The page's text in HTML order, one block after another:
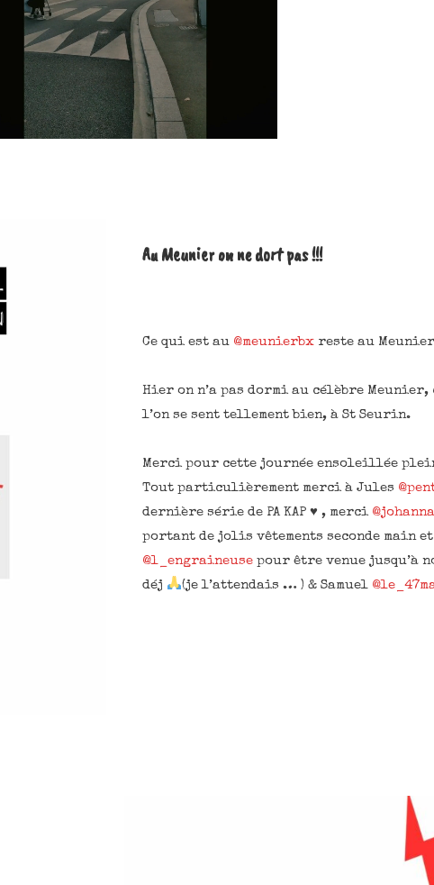
Au Meunier on ne dort pas !!!
Ce qui est au @meunierbx reste au Meunier
Hier on n’a pas dormi au célèbre
l’on se sent tellement bien, à St Seurin.
Merci pour cette journée ensoleillée
Tout particulièrement merci à Jules
dernière série de PA KAP ♥️ , merci
portant de jolis vêtements seconde main
@l_engraineuse pour être venue jusqu’à
déj
(je l’attendais … ) & Samuel